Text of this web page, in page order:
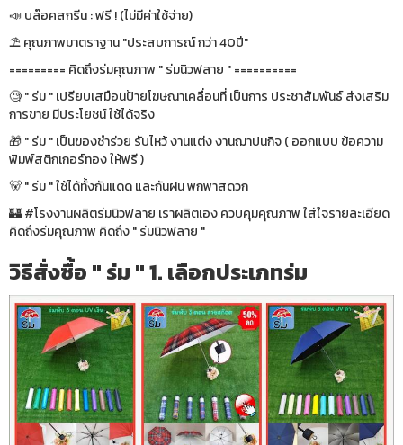
📣 บล๊อคสกรีน : ฟรี ! (ไม่มีค่าใช้จ่าย)
⛱ คุณภาพมาตราฐาน "ประสบการณ์ กว่า 40ปี"
========= คิดถึงร่มคุณภาพ " ร่มนิวฟลาย " ==========
🧐 " ร่ม " เปรียบเสมือนป้ายโฆษณาเคลื่อนที่ เป็นการ ประชาสัมพันธ์ ส่งเสริม
การขาย มีประโยชน์ ใช้ได้จริง
🎁 " ร่ม " เป็นของชำร่วย รับไหว้ งานแต่ง งานฌาปนกิจ ( ออกแบบ ข้อความ
พิมพ์สติกเกอร์ทอง ให้ฟรี )
🐻 " ร่ม " ใช้ได้ทั้งกันแดด และกันฝน พกพาสดวก
🏰 #โรงงานผลิตร่มนิวฟลาย เราผลิตเอง ควบคุมคุณภาพ ใส่ใจรายละเอียด
คิดถึงร่มคุณภาพ คิดถึง " ร่มนิวฟลาย "
วิธีสั่งซื้อ " ร่ม " 1. เลือกประเภทร่ม